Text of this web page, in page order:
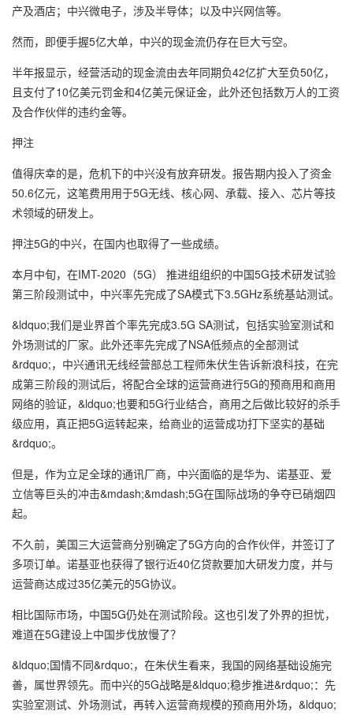
产及酒店；中兴微电子，涉及半导体；以及中兴网信等。
然而，即便手握5亿大单，中兴的现金流仍存在巨大亏空。
半年报显示，经营活动的现金流由去年同期负42亿扩大至负50亿，
且支付了10亿美元罚金和4亿美元保证金，此外还包括数万人的工资
及合作伙伴的违约金等。
押注
值得庆幸的是，危机下的中兴没有放弃研发。报告期内投入了资金
50.6亿元，这笔费用用于5G无线、核心网、承载、接入、芯片等技
术领域的研发上。
押注5G的中兴，在国内也取得了一些成绩。
本月中旬，在IMT-2020（5G） 推进组组织的中国5G技术研发试验
第三阶段测试中，中兴率先完成了SA模式下3.5GHz系统基站测试。
&ldquo;我们是业界首个率先完成3.5G SA测试，包括实验室测试和
外场测试的厂家。此外还率先完成了NSA低频点的全部测试
&rdquo;，中兴通讯无线经营部总工程师朱伏生告诉新浪科技，在完
成第三阶段的测试后，将配合全球的运营商进行5G的预商用和商用
网络的验证，&ldquo;也要和5G行业结合，商用之后做比较好的杀手
级应用，真正把5G运转起来，给商业的运营成功打下坚实的基础
&rdquo;。
但是，作为立足全球的通讯厂商，中兴面临的是华为、诺基亚、爱
立信等巨头的冲击&mdash;&mdash;5G在国际战场的争夺已硝烟四
起。
不久前，美国三大运营商分别确定了5G方向的合作伙伴，并签订了
多项订单。诺基亚也获得了银行近40亿贷款要加大研发力度，并与
运营商达成过35亿美元的5G协议。
相比国际市场，中国5G仍处在测试阶段。这也引发了外界的担忧，
难道在5G建设上中国步伐放慢了？
&ldquo;国情不同&rdquo;，在朱伏生看来，我国的网络基础设施完
善，属世界领先。而中兴的5G战略是&ldquo;稳步推进&rdquo;：先
实验室测试、外场测试，再转入运营商规模的预商用外场，&ldquo;